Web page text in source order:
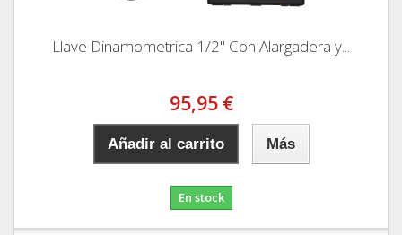
Llave Dinamometrica 1/2" Con Alargadera y...
95,95 €
Añadir al carrito Más
En stock